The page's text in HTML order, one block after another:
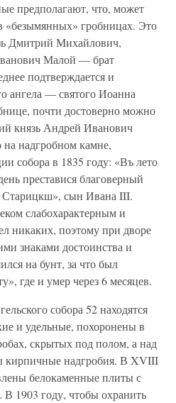
предполагают, что, может
«безымянных» гробницах. Это
Дмитрий Михайлович,
Малой — брат
подтверждается и
ангела — святого Иоанна
почти достоверно можно
князь Андрей Иванович
надгробном камне,
собора в 1835 году: «Въ лето
преставися благоверный
сын Ивана III.
слабохарактерным и
никаких, поэтому при дворе
знаками достоинства и
на бунт, за что был
где и умер через 6 месяцев.
собора 52 находятся
и удельные, похоронены в
скрытых под полом, а над
кирпичные надгробия. В XVIII
белокаменные плиты с
1903 году, чтобы охранить